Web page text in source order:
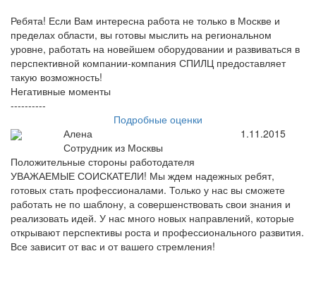
Ребята! Если Вам интересна работа не только в Москве и
пределах области, вы готовы мыслить на региональном
уровне, работать на новейшем оборудовании и развиваться в
перспективной компании-компания СПИЛЦ предоставляет
такую возможность!
Негативные моменты
----------
Подробные оценки
Алена
Сотрудник из Москвы
1.11.2015
Положительные стороны работодателя
УВАЖАЕМЫЕ СОИСКАТЕЛИ! Мы ждем надежных ребят,
готовых стать профессионалами. Только у нас вы сможете
работать не по шаблону, а совершенствовать свои знания и
реализовать идей. У нас много новых направлений, которые
открывают перспективы роста и профессионального развития.
Все зависит от вас и от вашего стремления!